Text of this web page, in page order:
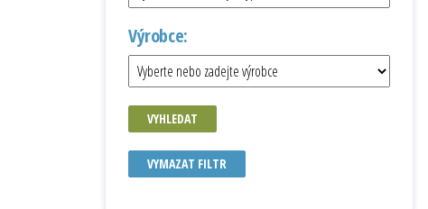
Výrobce:
VYHLEDAT
VYMAZAT FILTR